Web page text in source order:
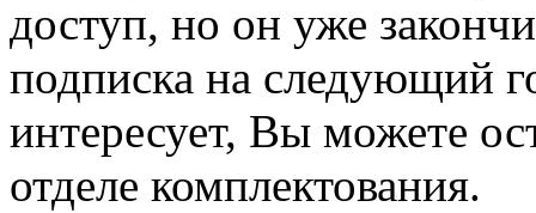
доступ, но он уже
подписка на следующий
интересует, Вы можете
отделе комплектования.